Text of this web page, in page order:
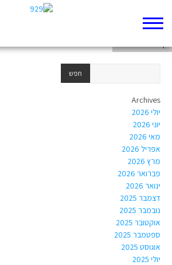
Archives
יולי 2026
יוני 2026
מאי 2026
אפריל 2026
מרץ 2026
פברואר 2026
ינואר 2026
דצמבר 2025
נובמבר 2025
אוקטובר 2025
ספטמבר 2025
אוגוסט 2025
יולי 2025